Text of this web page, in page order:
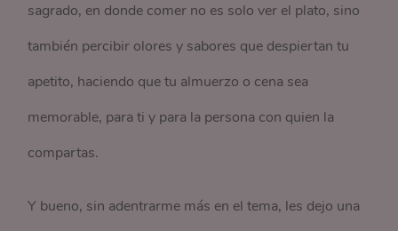
sagrado, en donde comer no es solo ver el plato, sino
también percibir olores y sabores que despiertan tu
apetito, haciendo que tu almuerzo o cena sea
memorable, para ti y para la persona con quien la
compartas.
Y bueno, sin adentrarme más en el tema, les dejo una